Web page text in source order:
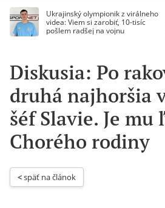
Ukrajinský olympionik z virálneho
videa: Viem si zarobiť, 10-tisíc
pošlem radšej na vojnu
Diskusia: Po
druhá najhoršia
šéf Slavie. Je mu
Chorého rodiny
< späť na článok